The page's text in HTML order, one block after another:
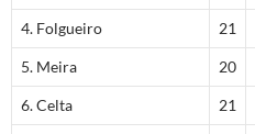
4. Folgueiro 21
5. Meira 20
6. Celta 21